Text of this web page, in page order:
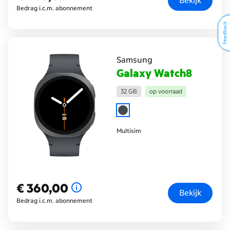
Bedrag i.c.m. abonnement
Samsung
Galaxy Watch8
32 GB op voorraad
Multisim
€ 360,00
€ 360,00
Bedrag i.c.m. abonnement
Bekijk
Feedback